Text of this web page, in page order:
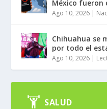
México fueron
Ago 10, 2026
Chihuahua se
por todo el
Ago 10, 2026
SALUD